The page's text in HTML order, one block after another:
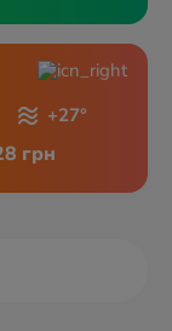
+27°
грн